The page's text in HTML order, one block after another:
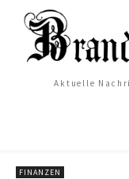
Aktuelle
FINANZEN